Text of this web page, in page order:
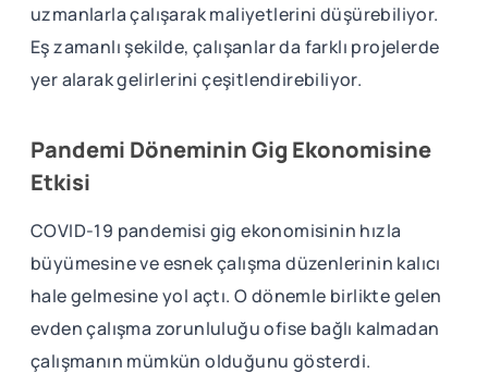
uzmanlarla çalışarak maliyetlerini düşürebiliyor.
Eş zamanlı şekilde, çalışanlar da farklı projelerde
yer alarak gelirlerini çeşitlendirebiliyor.
Pandemi Döneminin Gig Ekonomisine
Etkisi
COVID-19 pandemisi gig ekonomisinin hızla
büyümesine ve esnek çalışma düzenlerinin kalıcı
hale gelmesine yol açtı. O dönemle birlikte gelen
evden çalışma zorunluluğu ofise bağlı kalmadan
çalışmanın mümkün olduğunu gösterdi.